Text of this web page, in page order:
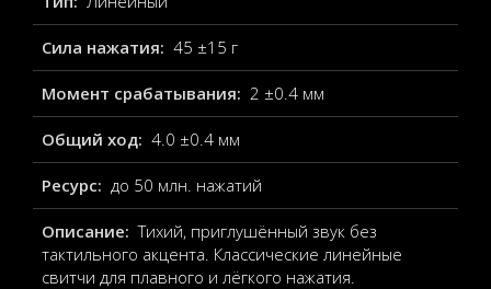
Сила нажатия: 45 ±15 г
Момент срабатывания: 2 ±0.4 мм
Общий ход: 4.0 ±0.4 мм
Ресурс: до 50 млн. нажатий
Описание: Тихий, приглушённый звук без
тактильного акцента. Классические линейные
свитчи для плавного и лёгкого нажатия.